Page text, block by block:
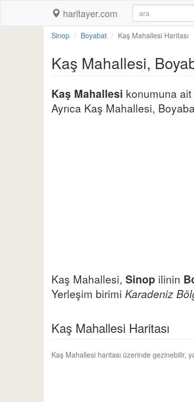
haritayer.com
Sinop Boyabat Kaş Mahallesi Haritası
Kaş Mahallesi,
Kaş Mahallesi konumuna
Ayrıca Kaş Mahallesi,
Kaş Mahallesi, Sinop ilinin
Yerleşim birimi Karadeniz
Kaş Mahallesi Haritası
Kaş Mahallesi haritası üzerinde gezinebilir,